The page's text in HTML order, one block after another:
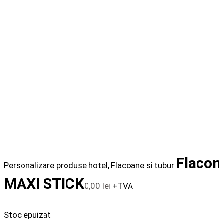
Personalizare produse hotel, Flacoane si tuburi
MAXI STICK0,00 lei +TVA
Stoc epuizat